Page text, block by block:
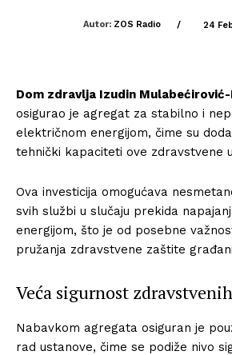
Autor: ZOS Radio / 24
Dom zdravlja Izudin
osigurao je agregat za stabilno i
električnom energijom, čime su
tehnički kapaciteti ove zdravstvene
Ova investicija omogućava
svih službi u slučaju prekida
energijom, što je od posebne
pružanja zdravstvene zaštite
Veća sigurnost
Nabavkom agregata osiguran je
rad ustanove, čime se podiže nivo